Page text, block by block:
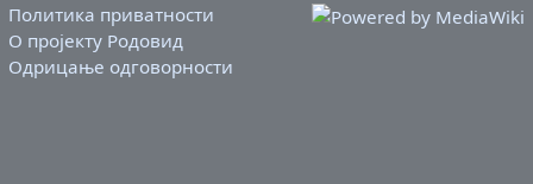
Политика приватности
О пројекту Родовид
Одрицање одговорности